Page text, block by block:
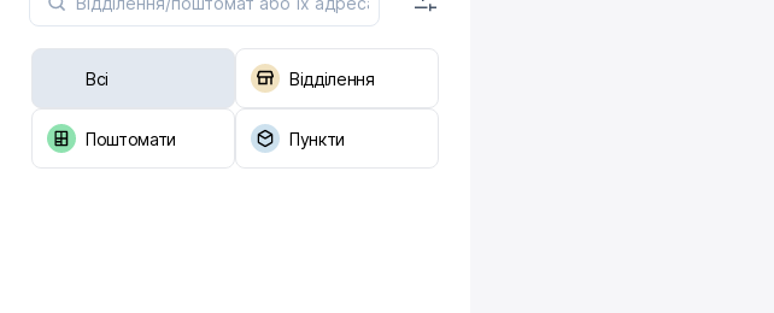
Всі Відділення
Поштомати Пункти